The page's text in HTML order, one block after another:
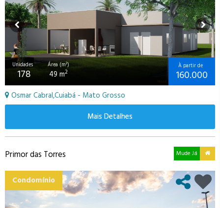
Unidades
178
Área (m²)
49 m2
À partir de
160.000
Osmar Cabral,Cuiabá - Mato Grosso
Mais Detalhes
Primor das Torres Mude Já
Condomínio